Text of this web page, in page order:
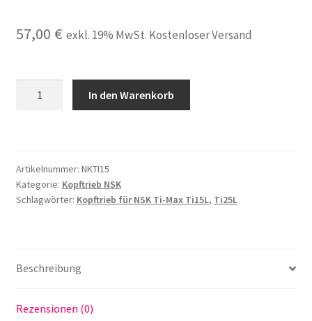
57,00 € exkl. 19% MwSt. Kostenloser Versand
Max
Ti15L,
Ti25L
In den Warenkorb
Artikelnummer: NKTI15
Kategorie: Kopftrieb NSK
Schlagwörter: Kopftrieb für NSK Ti-Max Ti15L, Ti25L
Beschreibung
Rezensionen (0)